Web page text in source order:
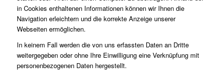
in Cookies enthaltenen Informationen können wir Ihnen die
Navigation erleichtern und die korrekte Anzeige unserer
Webseiten ermöglichen.
In keinem Fall werden die von uns erfassten Daten an Dritte
weitergegeben oder ohne Ihre Einwilligung eine Verknüpfung mit
personenbezogenen Daten hergestellt.